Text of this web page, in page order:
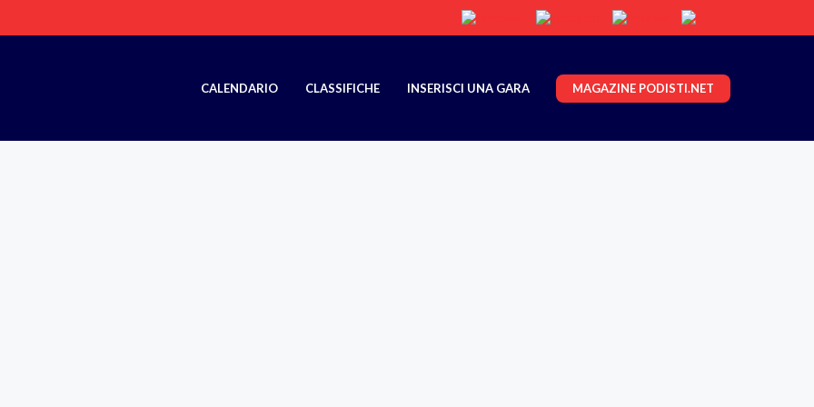
CALENDARIO CLASSIFICHE INSERISCI UNA GARA MAGAZINE PODISTI.NET